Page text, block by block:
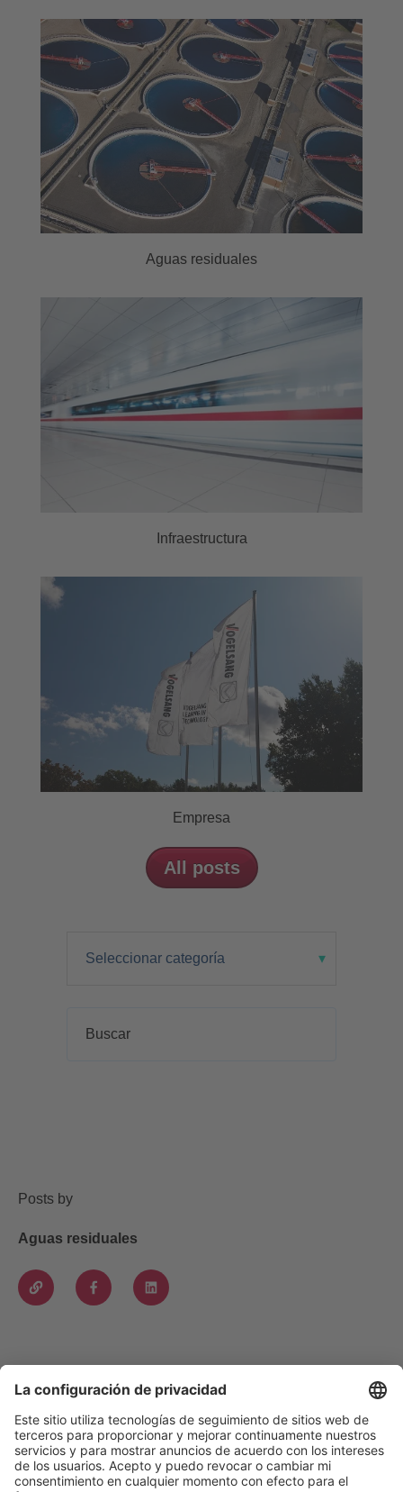
Aguas residuales
Infraestructura
Empresa
All posts
Posts by
Aguas residuales
VOGELSANG - LEADING IN TECHNOLOGY